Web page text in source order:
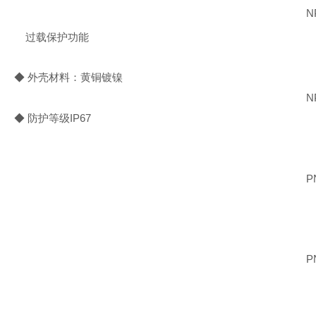
过载保护功能
◆ 外壳材料：黄铜镀镍
◆ 防护等级IP67